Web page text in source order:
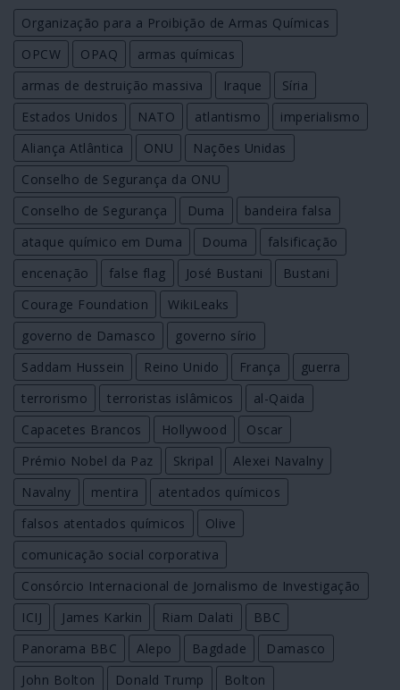
Organização para a Proibição de Armas Químicas
OPCW
OPAQ
armas químicas
armas de destruição massiva
Iraque
Síria
Estados Unidos
NATO atlantismo
imperialismo
Aliança Atlântica
ONU
Nações Unidas
Conselho de Segurança da ONU
Conselho de Segurança
Duma
bandeira falsa
ataque químico em Duma
Douma
falsificação
encenação
false flag José Bustani
Bustani
Courage Foundation
WikiLeaks
governo de Damasco
governo sírio
Saddam Hussein
Reino Unido França
guerra
terrorismo
terroristas islâmicos
al-Qaida
Capacetes Brancos
Hollywood
Oscar
Prémio Nobel da Paz
Skripal
Alexei Navalny
Navalny
mentira
atentados químicos
falsos atentados químicos
Olive
comunicação social corporativa
Consórcio Internacional de Jornalismo de Investigação
ICIJ
James Karkin Riam Dalati
BBC
Panorama BBC
Alepo Bagdade
Damasco
John Bolton
Donald Trump
Bolton